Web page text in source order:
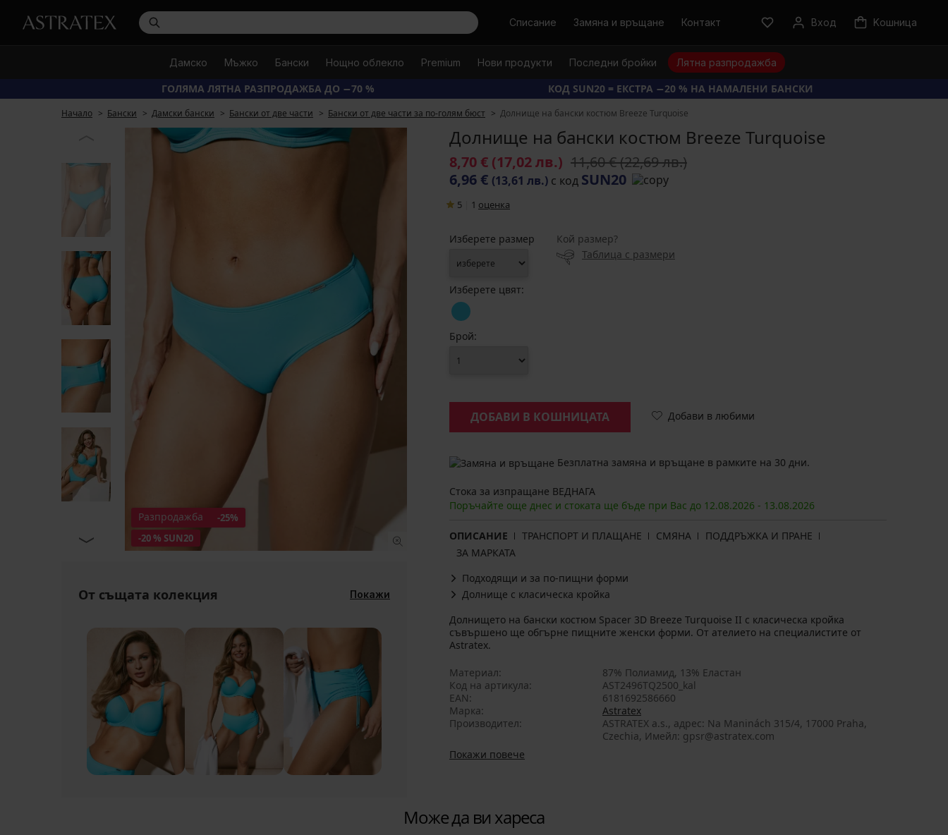
ТърсиСписание Замяна и връщане Контакт Вход Kошница
Дамско Мъжко Бански Нощно облекло Premium Нови продукти Последни бройки Лятна разпродажба
ГОЛЯМА ЛЯТНА РАЗПРОДАЖБА ДО −70 % КОД SUN20 = ЕКСТРА −20 % НА НАМАЛЕНИ БАНСКИ
Начало Бански Дамски бански Бански от две части Бански от две части за по-голям бюст Долнище на бански костюм Breeze Turquoise
Разпродажба
-25%
-20 % SUN20
От същата колекция Покажи
Долнище на бански костюм Breeze Turquoise
8,70 € (17,02 лв.) 11,60 €(22,69 лв.)
6,96 € (13,61 лв.) с код SUN20
5 1 oценка
Изберете размер
Кой размер?
Таблица с размери
Изберете цвят:
Брой:
ДОБАВИ В КОШНИЦАТА Добави в любими
Безплатна замяна и връщане в рамките на 30 дни.
Стока за изпращане ВЕДНАГА
Поръчайте още днес и стоката ще бъде при Вас до 12.08.2026 - 13.08.2026
ОПИСАНИЕ ТРАНСПОРТ И ПЛАЩАНЕ СМЯНА
ПОДДРЪЖКА И ПРАНЕ
ЗА МАРКАТА
Подходящи и за по-пищни форми
Долнище с класическа кройка
Долнището на бански костюм Spacer 3D Breeze Turquoise II с класическа кройка
съвършено ще обгърне пищните женски форми. От ателието на специалистите от
Astratex.
Материал
87% Полиамид, 13% Еластан
Код на артикула
AST2496TQ2500_kal
EAN
6181692586660
Марка
Astratex
Производител
ASTRATEX a.s., aдрес: Na Maninách 315/4, 17000 Praha,
Czechia, Имейл: gpsr@astratex.com
Покажи повече
Може да ви хареса